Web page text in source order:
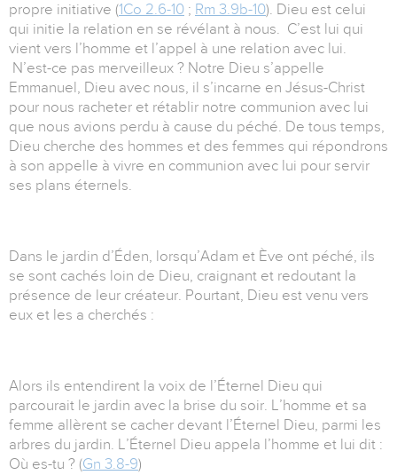
propre initiative (1Co 2.6-10 ; Rm 3.9b-10). Dieu est celui
qui initie la relation en se révélant à nous. C’est lui qui
vient vers l’homme et l’appel à une relation avec lui.
N’est-ce pas merveilleux ? Notre Dieu s’appelle
Emmanuel, Dieu avec nous, il s’incarne en Jésus-Christ
pour nous racheter et rétablir notre communion avec lui
que nous avions perdu à cause du péché. De tous temps,
Dieu cherche des hommes et des femmes qui répondrons
à son appelle à vivre en communion avec lui pour servir
ses plans éternels.
Dans le jardin d’Éden, lorsqu’Adam et Ève ont péché, ils
se sont cachés loin de Dieu, craignant et redoutant la
présence de leur créateur. Pourtant, Dieu est venu vers
eux et les a cherchés :
Alors ils entendirent la voix de l’Éternel Dieu qui
parcourait le jardin avec la brise du soir. L’homme et sa
femme allèrent se cacher devant l’Éternel Dieu, parmi les
arbres du jardin. L’Éternel Dieu appela l’homme et lui dit :
Où es-tu ? (Gn 3.8-9)